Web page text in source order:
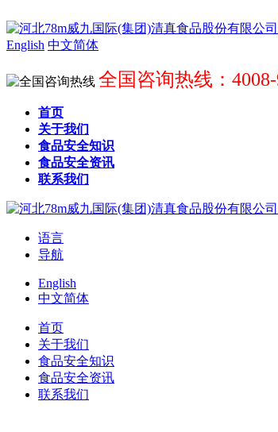
English 中文简体
全国咨询热线：4008-
首页
关于我们
食品安全知识
食品安全资讯
联系我们
语言
导航
English
中文简体
首页
关于我们
食品安全知识
食品安全资讯
联系我们